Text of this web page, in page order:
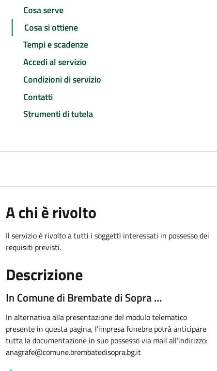
Cosa serve
Cosa si ottiene
Tempi e scadenze
Accedi al servizio
Condizioni di servizio
Contatti
Strumenti di tutela
A chi è rivolto
Il servizio è rivolto a tutti i soggetti interessati in possesso dei
requisiti previsti.
Descrizione
In Comune di Brembate di Sopra …
In alternativa alla presentazione del modulo telematico
presente in questa pagina, l’impresa funebre potrà anticipare
tutta la documentazione in suo possesso via mail all’indirizzo:
anagrafe@comune.brembatedisopra.bg.it